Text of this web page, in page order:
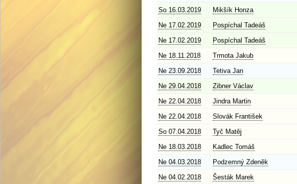
So 16.03.2019
Mikšík Honza
Ne 17.02.2019
Pospíchal Tadeáš
Ne 17.02.2019
Pospíchal Tadeáš
Ne 18.11.2018
Trmota Jakub
Ne 23.09.2018
Tetiva Jan
Ne 29.04.2018
Zibner Václav
Ne 22.04.2018
Jindra Martin
Ne 22.04.2018
Slovák František
So 07.04.2018
Tyč Matěj
Ne 18.03.2018
Kadlec Tomáš
Ne 04.03.2018
Podzemný Zdeněk
Ne 04.02.2018
Šesták Marek